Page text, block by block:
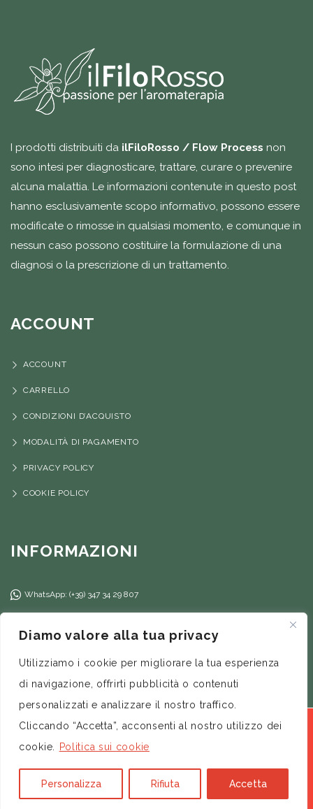
Diamo valore alla tua privacy
Utilizziamo i cookie per migliorare la tua esperienza
di navigazione, offrirti pubblicità o contenuti
personalizzati e analizzare il nostro traffico.
Cliccando “Accetta”, acconsenti al nostro utilizzo dei
cookie.
Politica sui cookie
Personalizza Rifiuta Accetta
I prodotti distribuiti da ilFiloRosso / Flow Process non
sono intesi per diagnosticare, trattare, curare o prevenire
alcuna malattia. Le informazioni contenute in questo post
hanno esclusivamente scopo informativo, possono essere
modificate o rimosse in qualsiasi momento, e comunque in
nessun caso possono costituire la formulazione di una
diagnosi o la prescrizione di un trattamento.
ACCOUNT
ACCOUNT
CARRELLO
CONDIZIONI D’ACQUISTO
MODALITÀ DI PAGAMENTO
PRIVACY POLICY
COOKIE POLICY
INFORMAZIONI
WhatsApp: (+39) 347 34 29 807
I prodotti dello shop sono distribuiti da:Flow Process Srl
All Rights Reserved –